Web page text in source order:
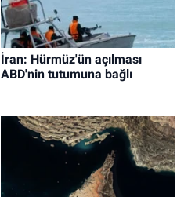
İran: Hürmüz'ün açılması
ABD'nin tutumuna bağlı